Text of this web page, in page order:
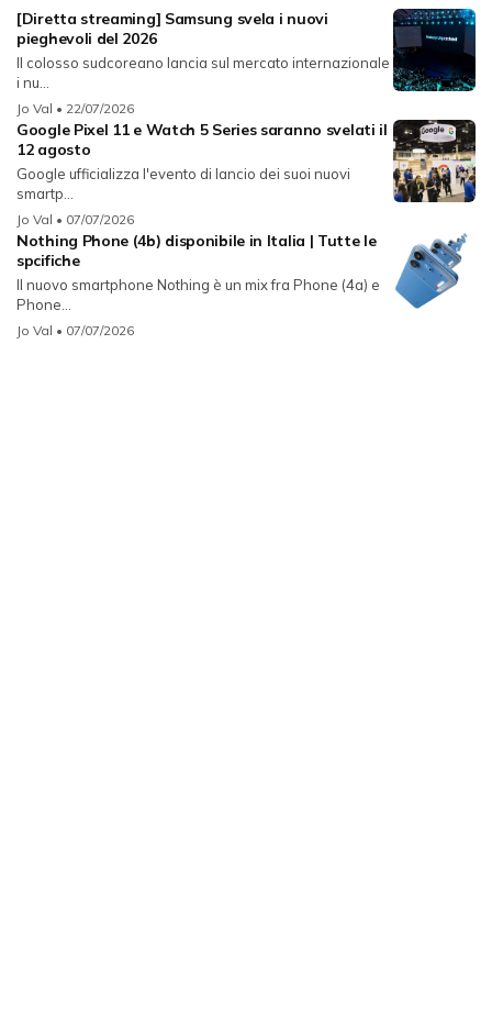
[Diretta streaming] Samsung svela i nuovi
pieghevoli del 2026
Il colosso sudcoreano lancia sul mercato internazionale
i nu...
Jo Val • 22/07/2026
Google Pixel 11 e Watch 5 Series saranno svelati il
12 agosto
Google ufficializza l'evento di lancio dei suoi nuovi
smartp...
Jo Val • 07/07/2026
Nothing Phone (4b) disponibile in Italia | Tutte le
spcifiche
Il nuovo smartphone Nothing è un mix fra Phone (4a) e
Phone...
Jo Val • 07/07/2026